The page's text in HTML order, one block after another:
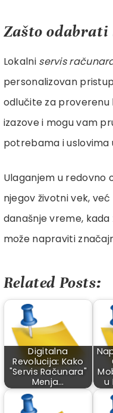
Zašto
Lokalni servis
personalizovan
odlučite za proverenu
izazove i mogu vam
potrebama i uslovima
Ulaganjem u redovno
njegov životni vek,
današnje vreme,
može napraviti
Related Posts:
Digitalna
Revolucija: Kako
"Servis Računara"
Menja…
u